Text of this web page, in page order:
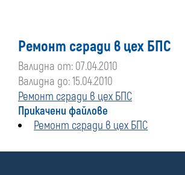
Ремонт сгради в цех БПС
Валидна от: 07.04.2010
Валидна до: 15.04.2010
Ремонт сгради в цех БПС
Прикачени файлове
Ремонт сгради в цех БПС